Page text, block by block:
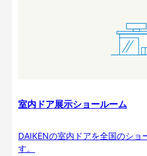
室内ドア展示ショールーム
DAIKENの室内ドアを全国のショ
す。